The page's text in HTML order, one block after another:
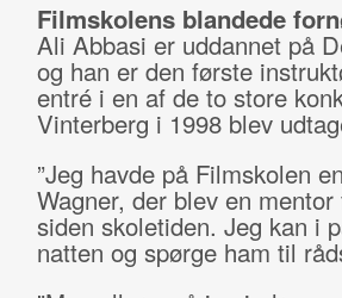
Filmskolens blandede
Ali Abbasi er uddannet på
og han er den første
entré i en af de to store
Vinterberg i 1998 blev
”Jeg havde på Filmskolen
Wagner, der blev en
siden skoletiden. Jeg kan i
natten og spørge ham til